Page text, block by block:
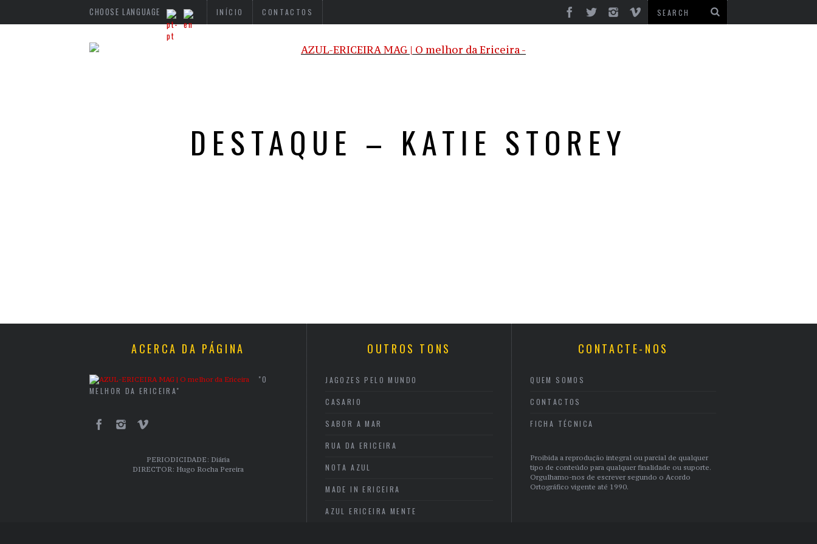
CHOOSE LANGUAGE INÍCIO CONTACTOS
DESTAQUE – KATIE STOREY
ACERCA DA PÁGINA
"O
MELHOR DA ERICEIRA"
PERIODICIDADE: Diária
DIRECTOR: Hugo Rocha Pereira
OUTROS TONS
JAGOZES PELO MUNDO
CASARIO
SABOR A MAR
RUA DA ERICEIRA
NOTA AZUL
MADE IN ERICEIRA
AZUL ERICEIRA MENTE
CONTACTE-NOS
QUEM SOMOS
CONTACTOS
FICHA TÉCNICA
Proibida a reprodução integral ou parcial de qualquer
tipo de conteúdo para qualquer finalidade ou suporte.
Orgulhamo-nos de escrever segundo o Acordo
Ortográfico vigente até 1990.